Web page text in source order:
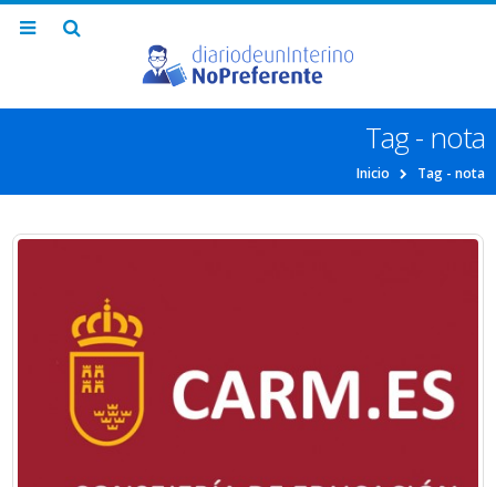
Tag - nota
Inicio Tag - nota